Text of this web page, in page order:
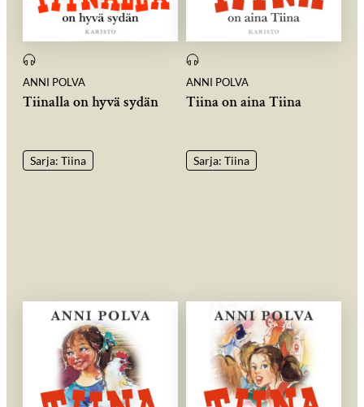
ANNI POLVA
Tiinalla on hyvä sydän
Sarja: Tiina
ANNI POLVA
Tiina on aina Tiina
Sarja: Tiina